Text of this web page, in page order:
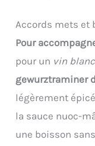
Accords mets et
Pour
pour un vin
gewurztraminer
légèrement
la sauce nuoc-
une boisson